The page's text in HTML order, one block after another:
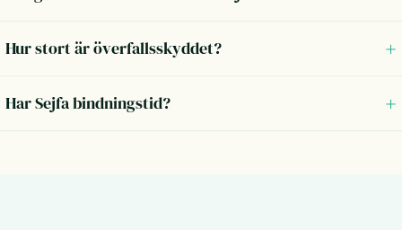
Hur stort är överfallsskyddet?
Har Sejfa bindningstid?